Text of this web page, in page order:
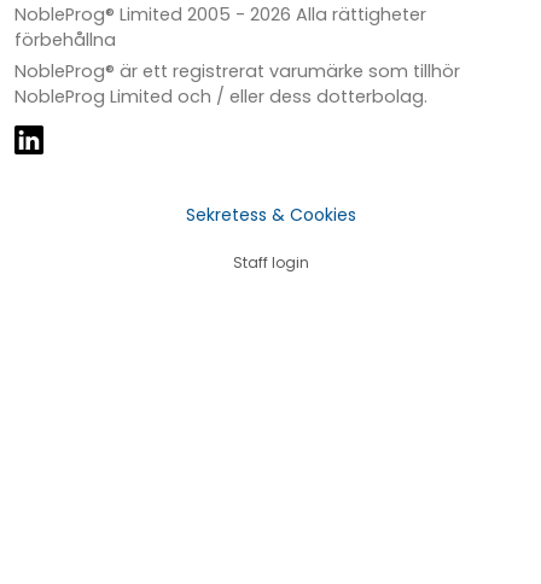
NobleProg® Limited 2005 - 2026 Alla rättigheter
förbehållna
NobleProg® är ett registrerat varumärke som tillhör
NobleProg Limited och / eller dess dotterbolag.
Sekretess & Cookies
Staff login